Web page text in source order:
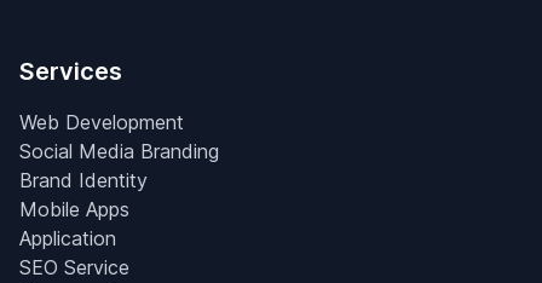
Services
Web Development
Social Media Branding
Brand Identity
Mobile Apps
Application
SEO Service